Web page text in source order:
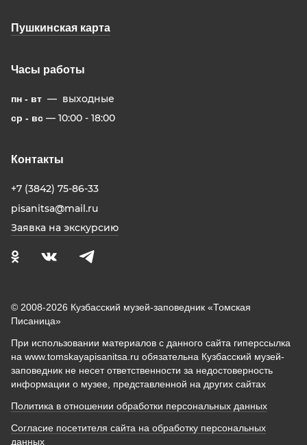
Пушкинская карта
Часы работы
пн - вт — выходные
ср - вс — 10:00 - 18:00
Контакты
+7 (3842) 75-86-33
pisanitsa@mail.ru
Заявка на экскурсию
© 2008-2026 Кузбасский музей-заповедник «Томская
Писаница»
При использовании материалов с данного сайта гиперссылка
на www.tomskayapisanitsa.ru обязательна Кузбасский музей-
заповедник не несет ответственности за недостоверность
информации о музее, представленной на других сайтах
Политика в отношении обработки персональных данных
Согласие посетителя сайта на обработку персональных
данных